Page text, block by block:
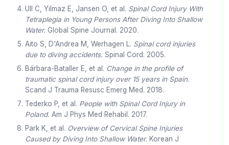
Ull C, Yılmaz E, Jansen O, et al. Spinal Cord Injury With
Tetraplegia in Young Persons After Diving Into Shallow
Water. Global Spine Journal. 2020.
Aito S, D'Andrea M, Werhagen L. Spinal cord injuries
due to diving accidents. Spinal Cord. 2005.
Bárbara-Bataller E, et al. Change in the profile of
traumatic spinal cord injury over 15 years in Spain.
Scand J Trauma Resusc Emerg Med. 2018.
Tederko P, et al. People with Spinal Cord Injury in
Poland. Am J Phys Med Rehabil. 2017.
Park K, et al. Overview of Cervical Spine Injuries
Caused by Diving Into Shallow Water. Korean J